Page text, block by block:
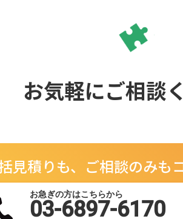
お気軽にご相談
見積りも、ご相談のみも
お急ぎの方はこちらから
03-6897-6170